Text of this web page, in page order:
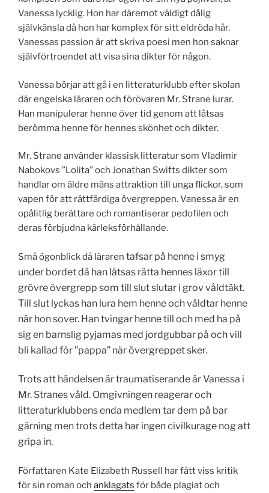
Vanessa lycklig. Hon har däremot väldigt dålig
självkänsla då hon har komplex för sitt eldröda hår.
Vanessas passion är att skriva poesi men hon saknar
självförtroendet att visa sina dikter för någon.
Vanessa börjar att gå i en litteraturklubb efter skolan
där engelska läraren och förövaren Mr. Strane lurar.
Han manipulerar henne över tid genom att låtsas
berömma henne för hennes skönhet och dikter.
Mr. Strane använder klassisk litteratur som Vladimir
Nabokovs ”Lolita” och Jonathan Swifts dikter som
handlar om äldre mäns attraktion till unga flickor, som
vapen för att rättfärdiga övergreppen. Vanessa är en
opålitlig berättare och romantiserar pedofilen och
deras förbjudna kärleksförhållande.
Små ögonblick då läraren tafsar på henne i smyg
under bordet då han låtsas rätta hennes läxor till
grövre övergrepp som till slut slutar i grov våldtäkt.
Till slut lyckas han lura hem henne och våldtar henne
när hon sover. Han tvingar henne till och med ha på
sig en barnslig pyjamas med jordgubbar på och vill
bli kallad för ”pappa” när övergreppet sker.
Trots att händelsen är traumatiserande är Vanessa i
Mr. Stranes våld. Omgivningen reagerar och
litteraturklubbens enda medlem tar dem på bar
gärning men trots detta har ingen civilkurage nog att
gripa in.
Författaren Kate Elizabeth Russell har fått viss kritik
för sin roman och anklagats för både plagiat och